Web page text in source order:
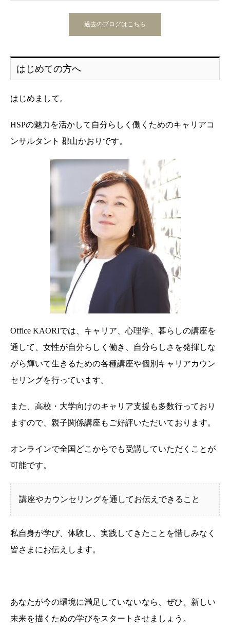
過去のブログはこちら
はじめての方へ
はじめまして。
HSPの魅力を活かして自分らしく働くためのキャリアコ
ンサルタント 郡山かおりです。
Office KAORIでは、キャリア、心理学、暮らしの講座を
通して、女性が自分らしく働き、自分らしさを発揮しな
がら輝いて生きるための各種講座や個別キャリアカウン
セリングを行っています。
また、高校・大学向けのキャリア支援も多数行っており
ますので、親子関係講座もご好評いただいております。
オンラインで全国どこからでも受講していただくことが
可能です。
講座やカウンセリングを通してお伝えできること
私自身が学び、体験し、実践してきたことを惜しみなく
皆さまにお伝えします。
あなたが今の環境に満足していないなら、ぜひ、新しい
未来を描くための学びをスタートさせましょう。